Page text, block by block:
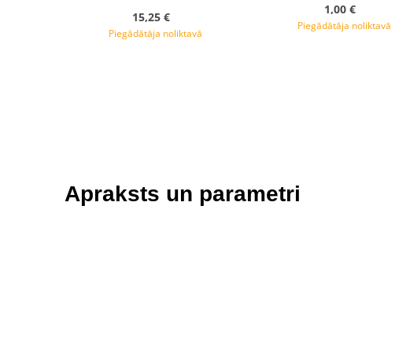
15,25 €
Piegādātāja noliktavā
1,00 €
Piegādātāja noliktavā
Apraksts un parametri